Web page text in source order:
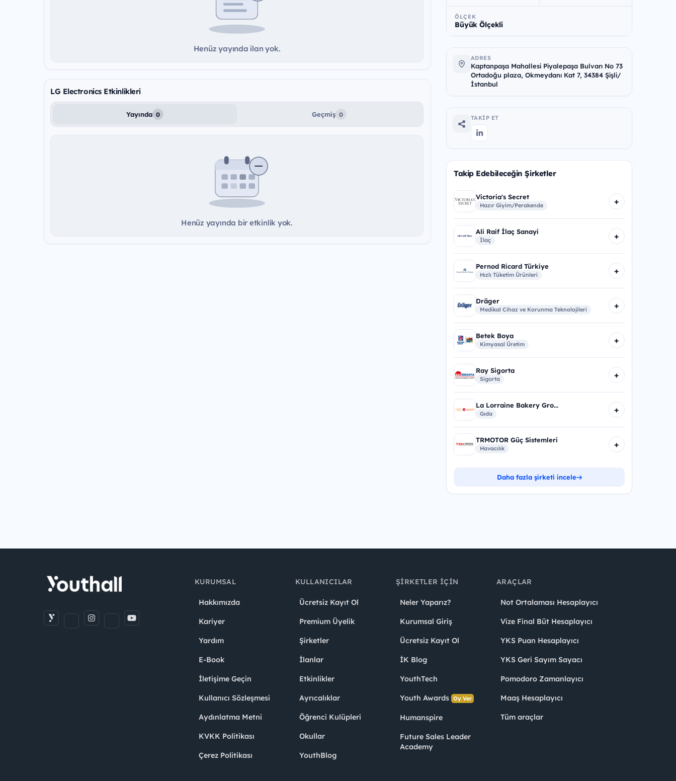
Henüz yayında ilan yok.
LG Electronics Etkinlikleri
Yayında 0 Geçmiş 0
Henüz yayında bir etkinlik yok.
ÖLÇEK
Büyük Ölçekli
ADRES
Kaptanpaşa Mahallesi Piyalepaşa Bulvarı No 73
Ortadoğu plaza, Okmeydanı Kat 7, 34384 Şişli/
İstanbul
TAKIP ET
Takip Edebileceğin Şirketler
Victoria's Secret
Hazır Giyim/Perakende +
Ali Raif İlaç Sanayi
İlaç +
Pernod Ricard Türkiye
Hızlı Tüketim Ürünleri +
Dräger
Medikal Cihaz ve Korunma Teknolojileri +
Betek Boya
Kimyasal Üretim +
Ray Sigorta
Sigorta +
La Lorraine Bakery Gro...
Gıda +
TRMOTOR Güç Sistemleri
Havacılık +
Daha fazla şirketi incele
KURUMSAL
Hakkımızda
Kariyer
Yardım
E-Book
İletişime Geçin
Kullanıcı Sözleşmesi
Aydınlatma Metni
KVKK Politikası
Çerez Politikası
KULLANICILAR
Ücretsiz Kayıt Ol
Premium Üyelik
Şirketler
İlanlar
Etkinlikler
Ayrıcalıklar
Öğrenci Kulüpleri
Okullar
YouthBlog
ŞIRKETLER İÇIN
Neler Yaparız?
Kurumsal Giriş
Ücretsiz Kayıt Ol
İK Blog
YouthTech
Youth Awards Oy Ver
Humanspire
Future Sales Leader
Academy
ARAÇLAR
Not Ortalaması Hesaplayıcı
Vize Final Büt Hesaplayıcı
YKS Puan Hesaplayıcı
YKS Geri Sayım Sayacı
Pomodoro Zamanlayıcı
Maaş Hesaplayıcı
Tüm araçlar